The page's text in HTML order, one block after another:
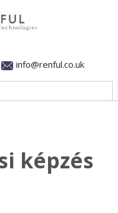
info@renful.co.uk
képzés